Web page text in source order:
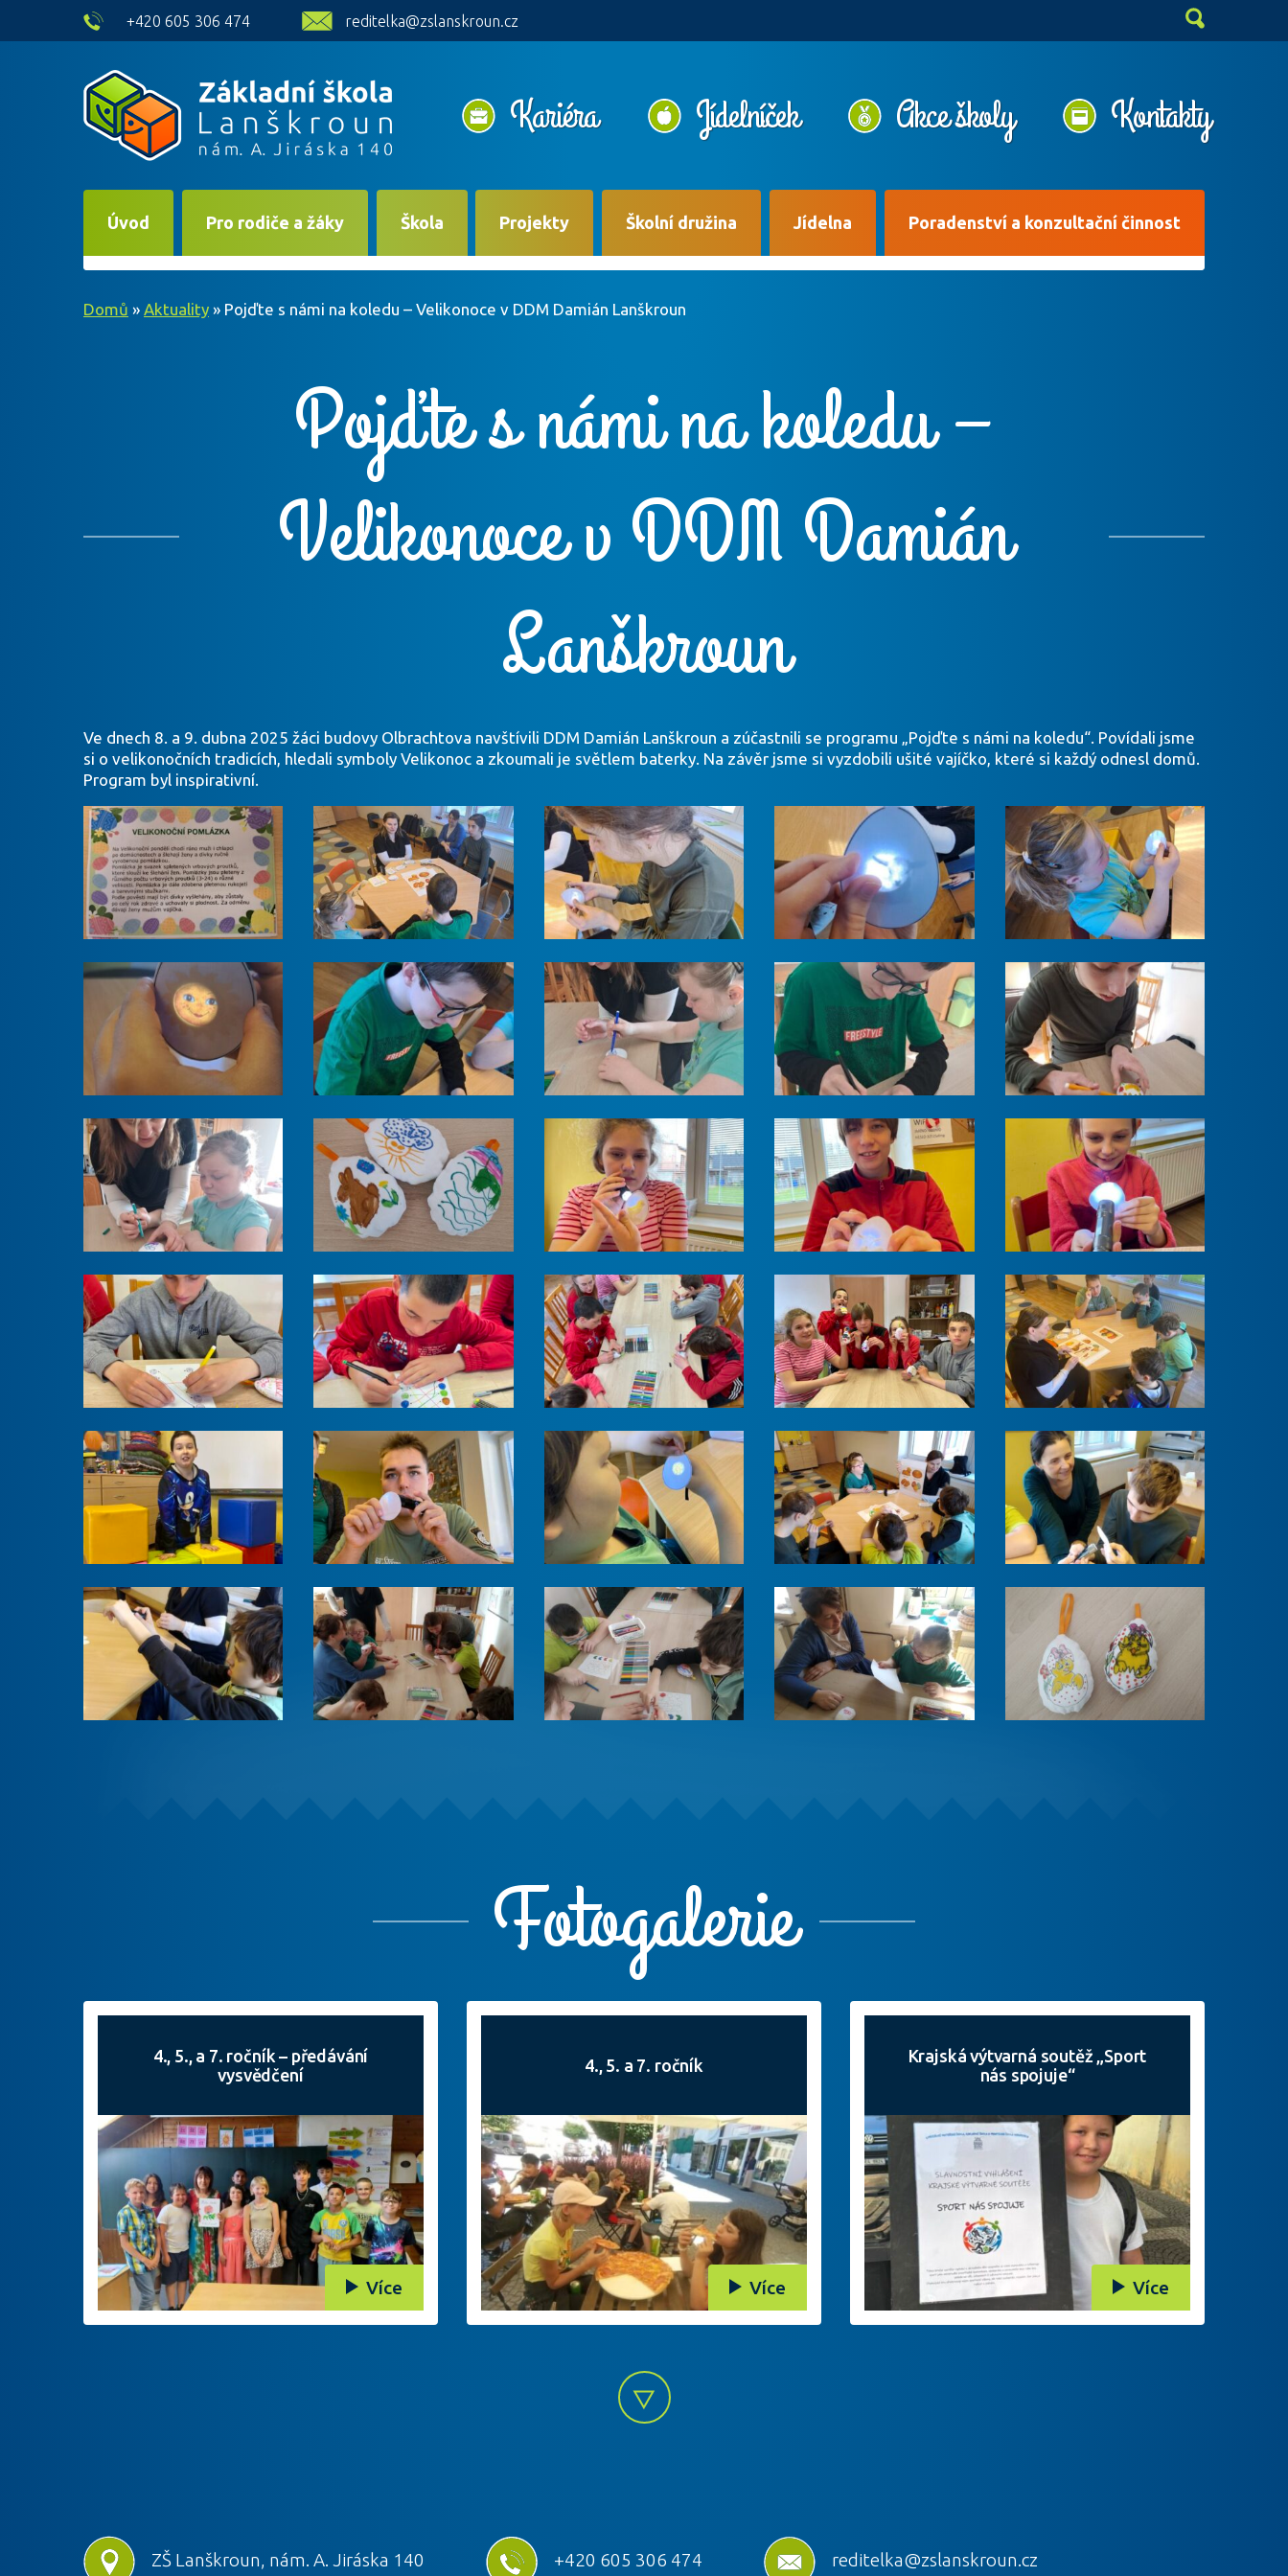
skip to main content
+420 605 306 474 reditelka@zslanskroun.cz
Kariéra Jídelníček Akce školy Kontakty
Úvod Pro rodiče a žáky Škola Projekty Školní družina Jídelna Poradenství a konzultační činnost
Domů » Aktuality » Pojďte s námi na koledu – Velikonoce v DDM Damián Lanškroun
Pojďte s námi na koledu –
Velikonoce v DDM Damián
Lanškroun
Ve dnech 8. a 9. dubna 2025 žáci budovy Olbrachtova navštívili DDM Damián Lanškroun a zúčastnili se programu „Pojďte s námi na koledu“. Povídali jsme
si o velikonočních tradicích, hledali symboly Velikonoc a zkoumali je světlem baterky. Na závěr jsme si vyzdobili ušité vajíčko, které si každý odnesl domů.
Program byl inspirativní.
Fotogalerie
4., 5., a 7. ročník – předávání
vysvědčení
Více
4., 5. a 7. ročník
Více
Krajská výtvarná soutěž „Sport
nás spojuje“
Více
ZŠ Lanškroun, nám. A. Jiráska 140 +420 605 306 474 reditelka@zslanskroun.cz